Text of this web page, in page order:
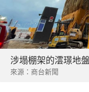
涉塌棚架的澐璟地
來源：商台新聞